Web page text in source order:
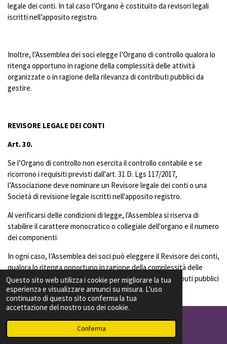
Questo sito web utilizza i cookie per migliorare la tua
esperienza e visualizzare annunci su misura. L'uso
continuato di questo sito conferma la tua
accettazione del nostro uso dei cookie.
Conferma
legale dei conti. In tal caso l’Organo è costituito da revisori legali
iscritti nell’apposito registro.
Inoltre, l’Assemblea dei soci elegge l’Organo di controllo qualora lo
ritenga opportuno in ragione della complessità delle attività
organizzate o in ragione della rilevanza di contributi pubblici da
gestire.
REVISORE LEGALE DEI CONTI
Art. 30.
Se l’Organo di controllo non esercita il controllo contabile e se
ricorrono i requisiti previsti dall'art. 31 D. Lgs 117/2017,
l’Associazione deve nominare un Revisore legale dei conti o una
Società di revisione legale iscritti nell'apposito registro.
Al verificarsi delle condizioni di legge, l'Assemblea si riserva di
stabilire il carattere monocratico o collegiale dell'organo e il numero
dei componenti.
In ogni caso, l’Assemblea dei soci può eleggere il Revisore dei conti,
qualora lo ritenga opportuno in ragione della complessità delle
attività organizzate o in ragione della rilevanza di contributi pubblici
da gestire.
PATRIMONIO, ESERCIZIO SOCIALE E BILANCIO